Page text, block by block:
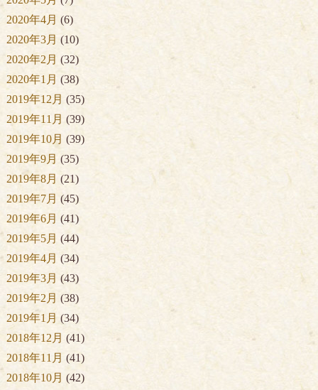
2020年4月 (6)
2020年3月 (10)
2020年2月 (32)
2020年1月 (38)
2019年12月 (35)
2019年11月 (39)
2019年10月 (39)
2019年9月 (35)
2019年8月 (21)
2019年7月 (45)
2019年6月 (41)
2019年5月 (44)
2019年4月 (34)
2019年3月 (43)
2019年2月 (38)
2019年1月 (34)
2018年12月 (41)
2018年11月 (41)
2018年10月 (42)